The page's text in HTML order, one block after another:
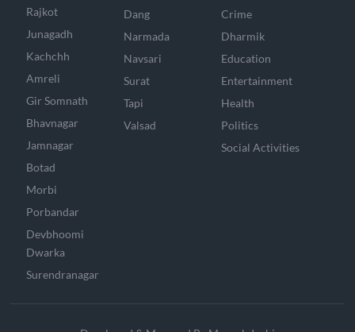
Rajkot
Junagadh
Kachchh
Amreli
Gir Somnath
Bhavnagar
Jamnagar
Botad
Morbi
Porbandar
Devbhoomi
Dwarka
Surendranagar
Dang
Narmada
Navsari
Surat
Tapi
Valsad
Crime
Dharmik
Education
Entertainment
Health
Politics
Social Activities